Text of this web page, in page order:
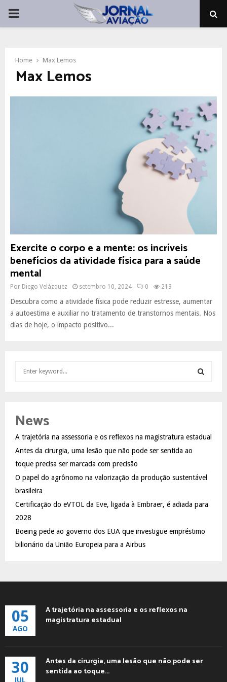
PRIMARY
Home Max Lemos
Max Lemos
Exercite o corpo e a mente: os incríveis
benefícios da atividade física para a saúde
mental
Por Diego Velázquez setembro 10, 2024 0 213
Descubra como a atividade física pode reduzir estresse, aumentar
a autoestima e auxiliar no tratamento de transtornos mentais. Nos
dias de hoje, o impacto positivo...
h
o
r
:
A
C
News
A trajetória na assessoria e os reflexos na magistratura estadual
Antes da cirurgia, uma lesão que não pode ser sentida ao
toque precisa ser marcada com precisão
O papel do agrônomo na valorização da produção sustentável
brasileira
Certificação do eVTOL da Eve, ligada à Embraer, é adiada para
2028
Boeing pede ao governo dos EUA que investigue empréstimo
bilionário da União Europeia para a Airbus
05
AGO
A trajetória na assessoria e os reflexos na
magistratura estadual
30
JUL
Antes da cirurgia, uma lesão que não pode ser
sentida ao toque...